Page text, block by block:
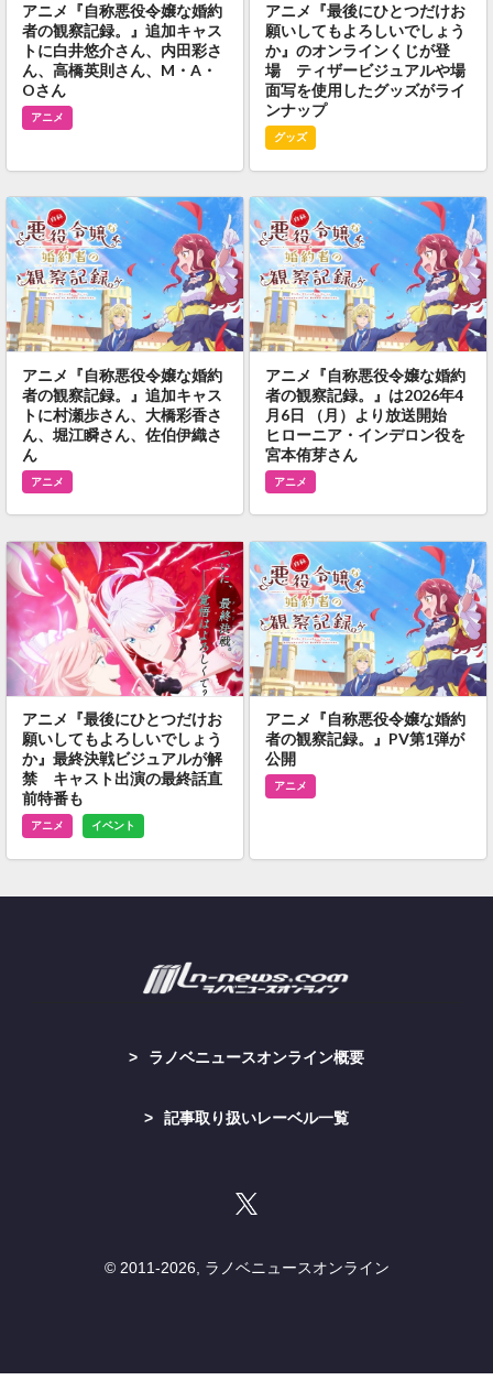
アニメ『自称悪役令嬢な婚約
者の観察記録。』追加キャス
トに白井悠介さん、内田彩さ
ん、高橋英則さん、M・A・
Oさん
アニメ
アニメ『最後にひとつだけお
願いしてもよろしいでしょう
か』のオンラインくじが登
場 ティザービジュアルや場
面写を使用したグッズがライ
ンナップ
グッズ
アニメ『自称悪役令嬢な婚約
者の観察記録。』追加キャス
トに村瀬歩さん、大橋彩香さ
ん、堀江瞬さん、佐伯伊織さ
ん
アニメ
アニメ『自称悪役令嬢な婚約
者の観察記録。』は2026年4
月6日 （月）より放送開始
ヒローニア・インデロン役を
宮本侑芽さん
アニメ
アニメ『最後にひとつだけお
願いしてもよろしいでしょう
か』最終決戦ビジュアルが解
禁 キャスト出演の最終話直
前特番も
アニメ イベント
アニメ『自称悪役令嬢な婚約
者の観察記録。』PV第1弾が
公開
アニメ
ラノベニュースオンライン概要
記事取り扱いレーベル一覧
© 2011-2026, ラノベニュースオンライン